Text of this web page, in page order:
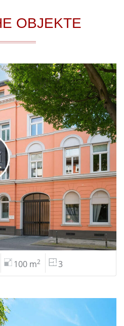
OBJEKTE
100 m2 3